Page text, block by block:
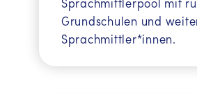
Sprachmittlerpool mit
Grundschulen und
Sprachmittler*innen.